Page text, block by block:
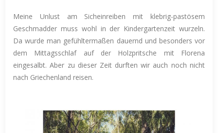
Meine Unlust am Sicheinreiben mit klebrig-pastösem
Geschmadder muss wohl in der Kindergartenzeit wurzeln.
Da wurde man gefühltermaßen dauernd und besonders vor
dem Mittagsschlaf auf der Holzpritsche mit Florena
eingesalbt. Aber zu dieser Zeit durften wir auch noch nicht
nach Griechenland reisen.